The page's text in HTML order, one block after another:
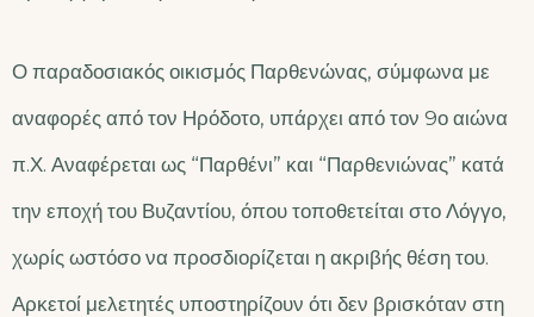
Ο παραδοσιακός οικισμός Παρθενώνας, σύμφωνα με
αναφορές από τον Ηρόδοτο, υπάρχει από τον 9ο αιώνα
π.Χ. Αναφέρεται ως “Παρθένι” και “Παρθενιώνας” κατά
την εποχή του Βυζαντίου, όπου τοποθετείται στο Λόγγο,
χωρίς ωστόσο να προσδιορίζεται η ακριβής θέση του.
Αρκετοί μελετητές υποστηρίζουν ότι δεν βρισκόταν στη